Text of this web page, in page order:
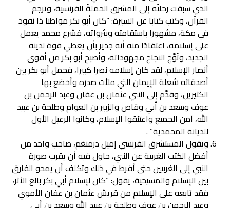
الذي سبقت رحلتُه إلى المشرق الحملةَ الفرنسية، وترجم
القرآن، وكتب كتابا عن السيرة: “كان أبو بكر مواطنا ذا نفوذ
في مكة، مشهورا باستقامته وبثرواته، فشرع محمد يعمل
على إسلامه، اعتقادًا منه أنه جدير بأن يعطي قوة لدينه
الجديد، وتَوَّج النجاح مجهوداته، وأصبح أبو بكر من أقوى
أنصار الإسلام، لقد كان إسلامه نصرا كبيرا، فحمل أبو بكر بين
أصدقائه شعلة الإيمان التي ملأت صدره وأخضع بها
الكثيرين، وقدَّم إلى النبي عثمان بن عفان وعبد الرحمن بن
عوف وسعد بن أبي وقاص والزبير بن العوام وطلحة بن عبيد
الله، آمن الجميع واعتنقوا الإسلام، وكانوا الرعيل الأول
للديانة المحمدية” .
ويقول المستشرق الفرنسي إميل درمنغم، صاحب واحد من
أفضل الكتب الغربية عن النبي، حاول فيه أن يقرب صورة
النبي إلى الغربيين حتى أفرط في ذلك وتكلف أن يمحو الفارق
بين الإسلام والمسيحية، يقول: “كان لإسلام أبي بكر بالغ الأثر،
فقد تابعه على الإسلام من قريش عثمان بن عفان الأموي